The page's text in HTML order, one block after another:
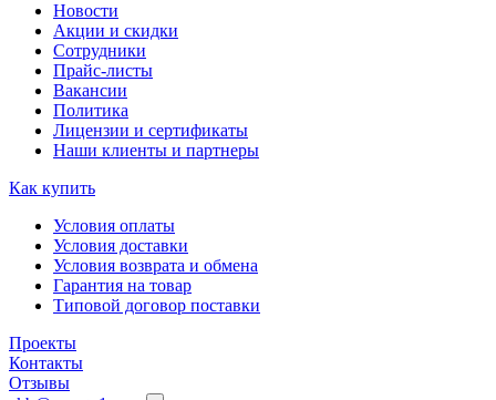
Новости
Акции и скидки
Сотрудники
Прайс-листы
Вакансии
Политика
Лицензии и сертификаты
Наши клиенты и партнеры
Как купить
Условия оплаты
Условия доставки
Условия возврата и обмена
Гарантия на товар
Типовой договор поставки
Проекты
Контакты
Отзывы